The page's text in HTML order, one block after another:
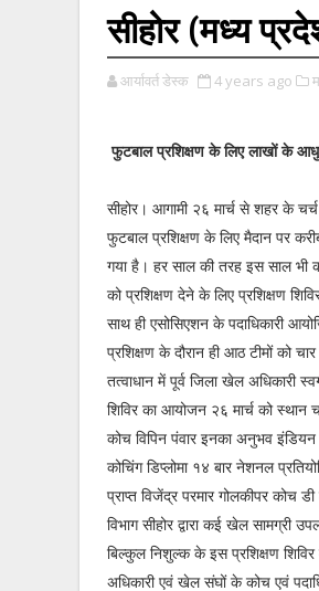
सीहोर (मध्य
आर्यावर्त डेस्क 4 years ago
फुटबाल प्रशिक्षण के लिए लाखों के
सीहोर। आगामी २६ मार्च से शहर के
फुटबाल प्रशिक्षण के लिए मैदान पर
गया है। हर साल की तरह इस साल भी
को प्रशिक्षण देने के लिए प्रशिक्षण
साथ ही एसोसिएशन के पदाधिकारी
प्रशिक्षण के दौरान ही आठ टीमों को
तत्वाधान में पूर्व जिला खेल अधिकारी
शिविर का आयोजन २६ मार्च को स्थान
कोच विपिन पंवार इनका अनुभव इंडियन
कोचिंग डिप्लोमा १४ बार नेशनल
प्राप्त विजेंद्र परमार गोलकीपर कोच
विभाग सीहोर द्वारा कई खेल सामग्री
बिल्कुल निशुल्क के इस प्रशिक्षण शिविर
अधिकारी एवं खेल संघों के कोच एवं